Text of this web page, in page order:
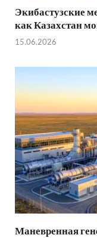
Экибастузские
как Казахстан
15.06.2026
Маневренная